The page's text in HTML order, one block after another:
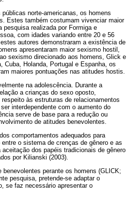
norte-americanas, os homens
Estes também costumam vivenciar maior
realizada por Formiga e
com idades variando entre 20 e 56
autores demonstraram a existência de
apresentaram maior sexismo hostil,
sexismo direcionado aos homens, Glick e
Cuba, Holanda, Portugal e Espanha, os
maiores pontuações nas atitudes hostis.
na adolescência. Durante a
a crianças do sexo oposto,
às estruturas de relacionamentos
interdependente com o aumento do
serve de base para a redução ou
de atitudes benevolentes.
comportamentos adequados para
o sistema de crenças de gênero e as
dos papéis tradicionais de gênero
por Kilianski (2003).
perante os homens (GLICK;
pesquisa, pretende-se adaptar o
se faz necessário apresentar o